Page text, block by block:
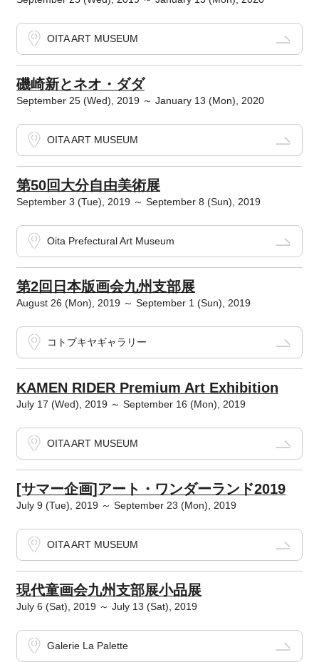
OITA ART MUSEUM
磯崎新とネオ・ダダ
September 25 (Wed), 2019 ～ January 13 (Mon), 2020
OITA ART MUSEUM
第50回大分自由美術展
September 3 (Tue), 2019 ～ September 8 (Sun), 2019
Oita Prefectural Art Museum
第2回日本版画会九州支部展
August 26 (Mon), 2019 ～ September 1 (Sun), 2019
コトブキヤギャラリー
KAMEN RIDER Premium Art Exhibition
July 17 (Wed), 2019 ～ September 16 (Mon), 2019
OITA ART MUSEUM
[サマー企画]アート・ワンダーランド2019
July 9 (Tue), 2019 ～ September 23 (Mon), 2019
OITA ART MUSEUM
現代童画会九州支部展小品展
July 6 (Sat), 2019 ～ July 13 (Sat), 2019
Galerie La Palette